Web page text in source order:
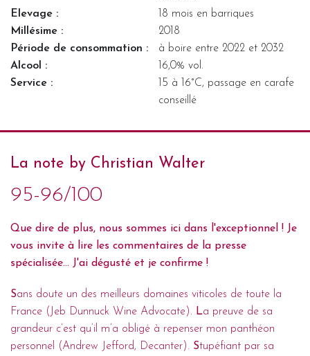
La note by Christian Walter
95-96/100
Que dire de plus, nous sommes ici dans l'exceptionnel ! Je
vous invite à lire les commentaires de la presse
spécialisée… J'ai dégusté et je confirme !
Sans doute un des meilleurs domaines viticoles de toute la
France (Jeb Dunnuck Wine Advocate). La preuve de sa
grandeur c’est qu’il m’a obligé à repenser mon panthéon
personnel (Andrew Jefford, Decanter). Stupéfiant par sa
Elevage :
18 mois en barriques
Millésime :
2018
Période de consommation :
à boire entre 2022 et 2032
Alcool :
16,0% vol.
Service :
15 à 16°C, passage en carafe
conseillé